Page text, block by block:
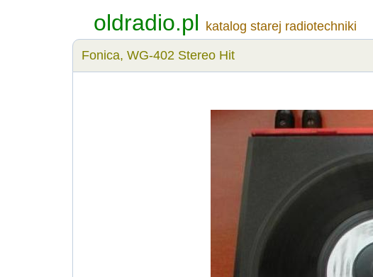
oldradio.pl katalog starej radiotechniki
Fonica, WG-402 Stereo Hit